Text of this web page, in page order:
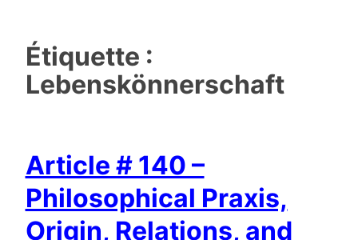
Étiquette :
Lebenskönnerschaft
Article # 140 –
Philosophical Praxis,
Origin, Relations, and